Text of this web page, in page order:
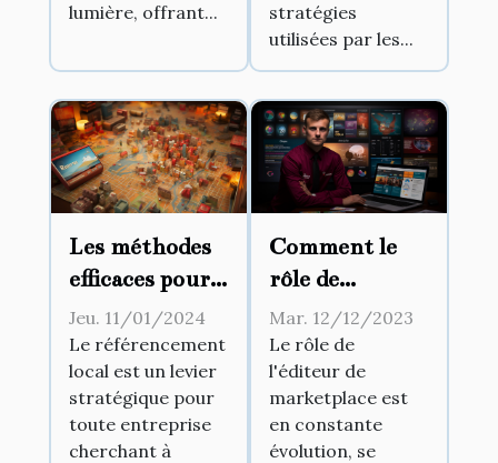
lumière, offrant...
stratégies
utilisées par les...
Les méthodes
efficaces pour
améliorer le
référencement
local de votre
entreprise à
Rennes
Jeu. 11/01/2024
Le référencement
local est un levier
stratégique pour
toute entreprise
cherchant à
Comment le
rôle de
l'éditeur de
marketplace
évolue avec les
tendances du
web
Mar. 12/12/2023
Le rôle de
l'éditeur de
marketplace est
en constante
évolution, se